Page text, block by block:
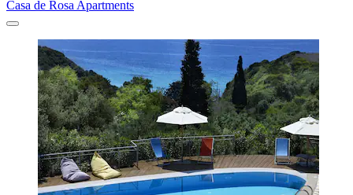
Casa de Rosa Apartments